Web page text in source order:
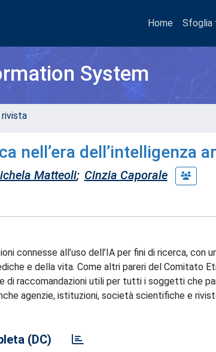
Home Sfoglia
System
nell’era dell’intelligenza
Matteoli; Cinzia Caporale
connesse all’uso dell’IA per fini di ricerca, con
e della vita. Come altri pareri del Comitato
di raccomandazioni utili per tutti i soggetti che
agenzie, istituzioni, società scientifiche e
(DC)